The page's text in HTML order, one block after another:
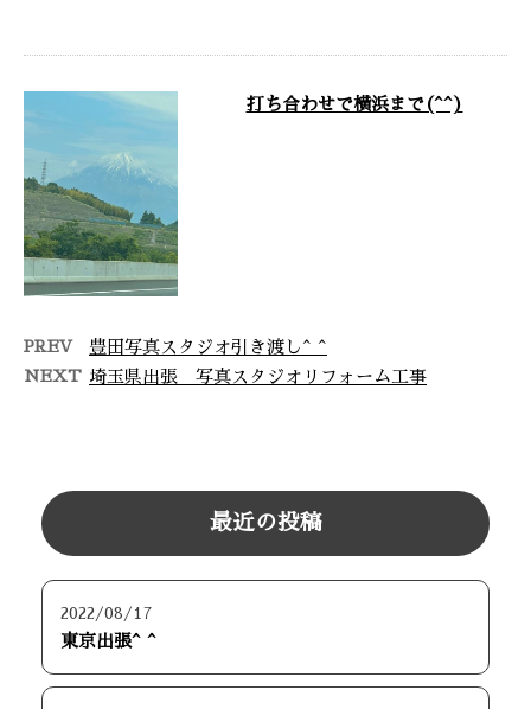
打ち合わせで横浜まで(^^)
PREV 豊田写真スタジオ引き渡し^ ^
NEXT 埼玉県出張 写真スタジオリフォーム工事
最近の投稿
2022/08/17
東京出張^ ^